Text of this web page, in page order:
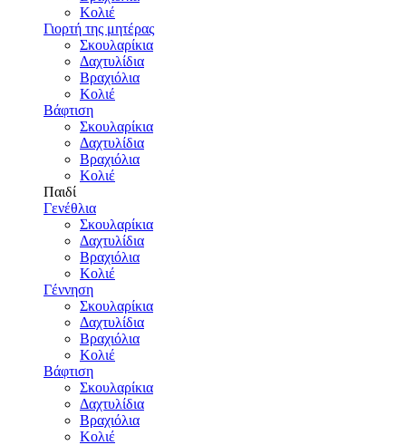
Κολιέ
Γιορτή της μητέρας
Σκουλαρίκια
Δαχτυλίδια
Βραχιόλια
Κολιέ
Βάφτιση
Σκουλαρίκια
Δαχτυλίδια
Βραχιόλια
Κολιέ
Παιδί
Γενέθλια
Σκουλαρίκια
Δαχτυλίδια
Βραχιόλια
Κολιέ
Γέννηση
Σκουλαρίκια
Δαχτυλίδια
Βραχιόλια
Κολιέ
Βάφτιση
Σκουλαρίκια
Δαχτυλίδια
Βραχιόλια
Κολιέ